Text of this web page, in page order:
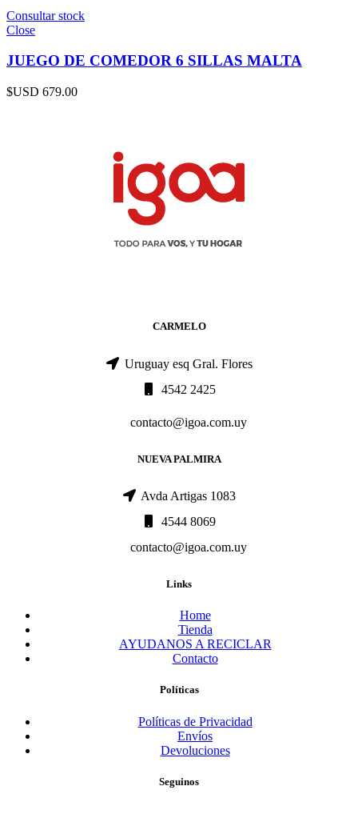
Consultar stock
Close
JUEGO DE COMEDOR 6 SILLAS MALTA
$USD 679.00
CARMELO
Uruguay esq Gral. Flores
4542 2425
contacto@igoa.com.uy
NUEVA PALMIRA
Avda Artigas 1083
4544 8069
contacto@igoa.com.uy
Links
Home
Tienda
AYUDANOS A RECICLAR
Contacto
Políticas
Políticas de Privacidad
Envíos
Devoluciones
Seguinos